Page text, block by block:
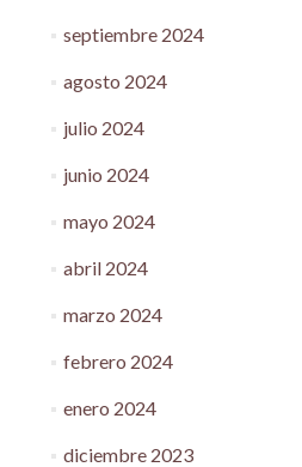
septiembre 2024
agosto 2024
julio 2024
junio 2024
mayo 2024
abril 2024
marzo 2024
febrero 2024
enero 2024
diciembre 2023